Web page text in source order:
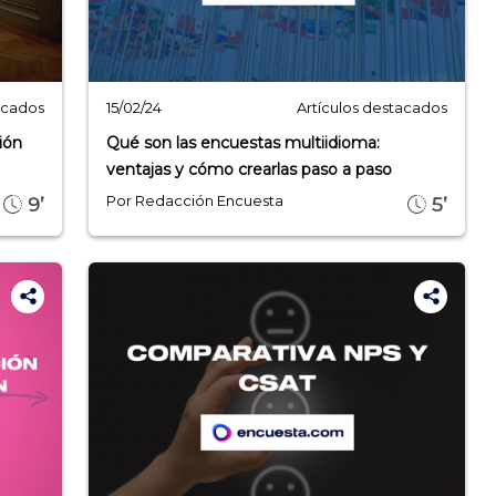
9’
15/02/24 Artículos destacados
Qué son las encuestas multiidioma:
ventajas y cómo crearlas paso a paso
Por Redacción Encuesta 5’